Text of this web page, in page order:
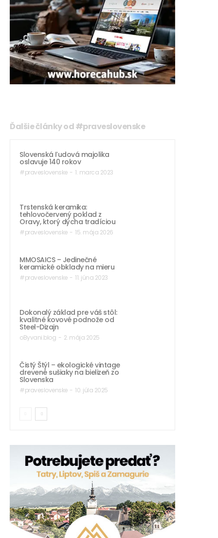
Ďalšie články od #praveslovenske
Slovenská ľudová majolika
oslavuje 140 rokov
#praveslovenske - 1. marca 2023
Trstenská keramika:
tehlovočervený poklad z
Oravy, ktorý dýcha tradíciou
#praveslovenske - 15. mája 2026
MMOSAICS – Jedinečné
keramické obklady na mieru
#praveslovenske - 11. júna 2023
Dokonalý základ pre váš stôl:
kvalitné kovové podnože od
Steel-Dizajn
oByvani.blog - 2. mája 2025
Čistý Štýl – ekologické vintage
drevené sušiaky na bielizeň zo
Slovenska
#praveslovenske - 10. júla 2025